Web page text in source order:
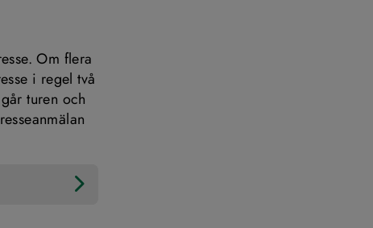
Om flera
i regel två
turen och
öppnas i nytt fönster.